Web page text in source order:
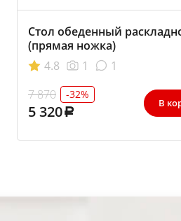
Стол обеденный
(прямая ножка)
4.8
1
1
7 870
-32%
5 320 В